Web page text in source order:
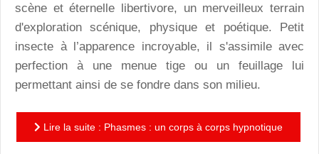
scène et éternelle libertivore, un merveilleux terrain
d'exploration scénique, physique et poétique. Petit
insecte à l’apparence incroyable, il s'assimile avec
perfection à une menue tige ou un feuillage lui
permettant ainsi de se fondre dans son milieu.
Lire la suite : Phasmes : un corps à corps hypnotique